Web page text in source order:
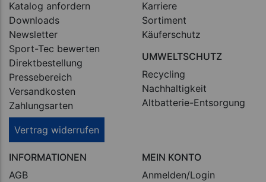
Katalog anfordern
Downloads
Newsletter
Sport-Tec bewerten
Direktbestellung
Pressebereich
Versandkosten
Zahlungsarten
Vertrag widerrufen
Karriere
Sortiment
Käuferschutz
UMWELTSCHUTZ
Recycling
Nachhaltigkeit
Altbatterie-Entsorgung
INFORMATIONEN
AGB
MEIN KONTO
Anmelden/Login